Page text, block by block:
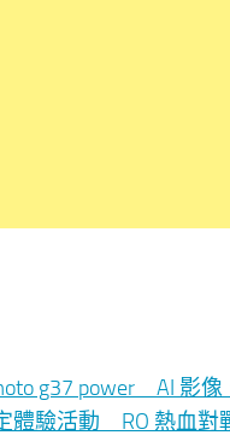
g37 power AI 影
體驗活動 RO 熱血